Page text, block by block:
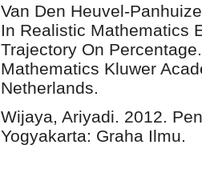
Van Den Heuvel-
In Realistic Mathematics
Trajectory On
Mathematics Kluwer
Netherlands.
Wijaya, Ariyadi. 2012.
Yogyakarta: Graha Ilmu.